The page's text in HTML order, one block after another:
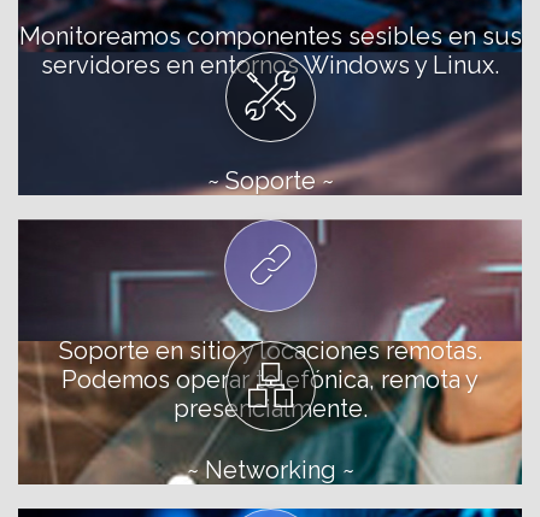
Monitoreamos componentes sesibles en sus
servidores en entornos Windows y Linux.
~ Soporte ~
Soporte en sitio y locaciones remotas.
Podemos operar telefónica, remota y
presencialmente.
~ Networking ~